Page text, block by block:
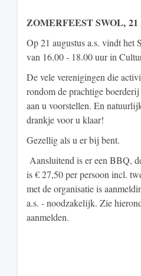
ZOMERFEEST SWOL, 21
Op 21 augustus a.s. vindt het
van 16.00 - 18.00 uur in
De vele verenigingen die
rondom de prachtige
aan u voorstellen. En
drankje voor u klaar!
Gezellig als u er bij bent.
Aansluitend is er een BBQ,
is € 27,50 per persoon incl.
met de organisatie is
a.s. - noodzakelijk. Zie
aanmelden.